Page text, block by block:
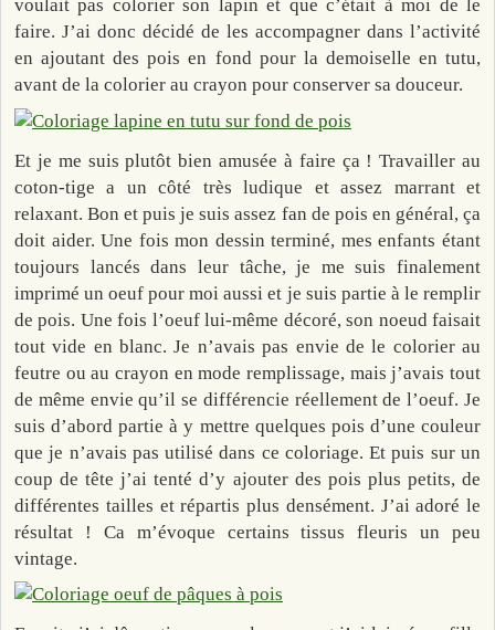
voulait pas colorier son lapin et que c’était à moi de le
faire. J’ai donc décidé de les accompagner dans l’activité
en ajoutant des pois en fond pour la demoiselle en tutu,
avant de la colorier au crayon pour conserver sa douceur.
Et je me suis plutôt bien amusée à faire ça ! Travailler au
coton-tige a un côté très ludique et assez marrant et
relaxant. Bon et puis je suis assez fan de pois en général, ça
doit aider. Une fois mon dessin terminé, mes enfants étant
toujours lancés dans leur tâche, je me suis finalement
imprimé un oeuf pour moi aussi et je suis partie à le remplir
de pois. Une fois l’oeuf lui-même décoré, son noeud faisait
tout vide en blanc. Je n’avais pas envie de le colorier au
feutre ou au crayon en mode remplissage, mais j’avais tout
de même envie qu’il se différencie réellement de l’oeuf. Je
suis d’abord partie à y mettre quelques pois d’une couleur
que je n’avais pas utilisé dans ce coloriage. Et puis sur un
coup de tête j’ai tenté d’y ajouter des pois plus petits, de
différentes tailles et répartis plus densément. J’ai adoré le
résultat ! Ca m’évoque certains tissus fleuris un peu
vintage.